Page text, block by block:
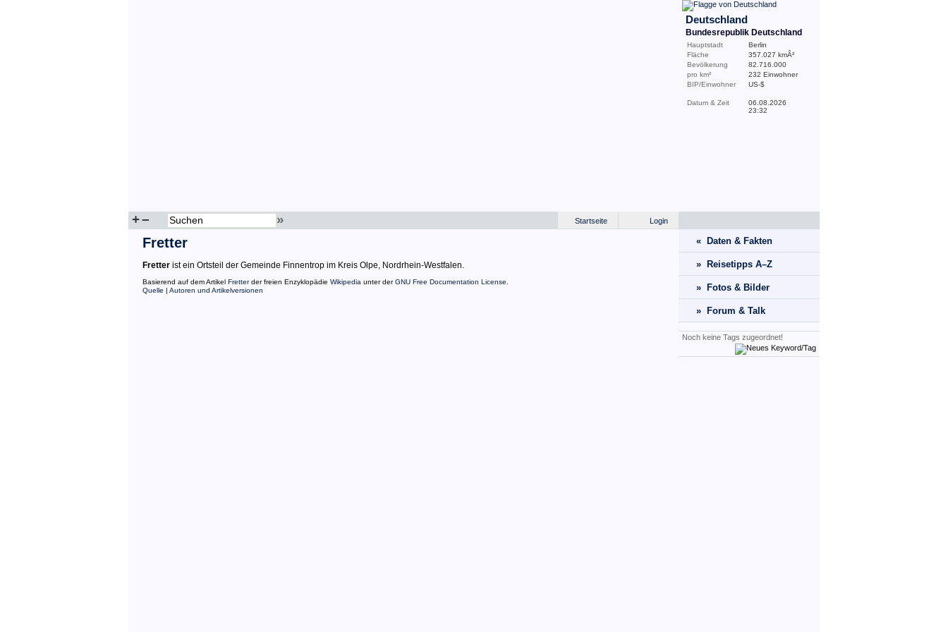
Deutschland
Bundesrepublik Deutschland
Hauptstadt
Berlin
Fläche
357.027 kmÂ²
Bevölkerung
82.716.000
pro km²
232 Einwohner
BIP/Einwohner
US-$
Datum & Zeit
06.08.2026
23:32
+– » Login
Startseite
Fretter
Fretter ist ein Ortsteil der Gemeinde Finnentrop im Kreis Olpe, Nordrhein-Westfalen.
Basierend auf dem Artikel Fretterder freien Enzyklopädie Wikipedia unter derGNU Free Documentation License
Quelle | Autoren und Artikelversionen
« Daten & Fakten
» Reisetipps A–Z
» Fotos & Bilder
» Forum & Talk
Noch keine Tags zugeordnet!